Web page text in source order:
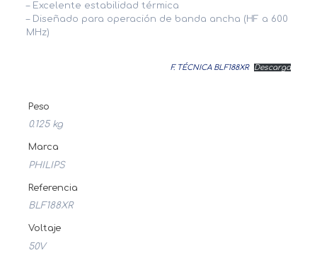
– Excelente estabilidad térmica
– Diseñado para operación de banda ancha (HF a 600
MHz)
F. TÉCNICA BLF188XR Descarga
Peso
0.125 kg
Marca
PHILIPS
Referencia
BLF188XR
Voltaje
50V